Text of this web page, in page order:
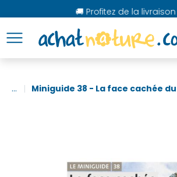
🚚 Profitez de la
... Miniguide 38 - La face cachée